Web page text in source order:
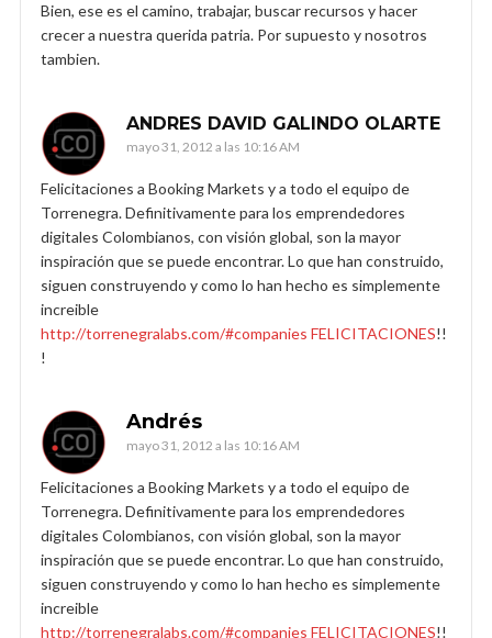
Bien, ese es el camino, trabajar, buscar recursos y hacer
crecer a nuestra querida patria. Por supuesto y nosotros
tambien.
ANDRES DAVID GALINDO OLARTE
mayo 31, 2012 a las 10:16 AM
Felicitaciones a Booking Markets y a todo el equipo de
Torrenegra. Definitivamente para los emprendedores
digitales Colombianos, con visión global, son la mayor
inspiración que se puede encontrar. Lo que han construido,
siguen construyendo y como lo han hecho es simplemente
increible
http://torrenegralabs.com/#companies FELICITACIONES!!
!
Andrés
mayo 31, 2012 a las 10:16 AM
Felicitaciones a Booking Markets y a todo el equipo de
Torrenegra. Definitivamente para los emprendedores
digitales Colombianos, con visión global, son la mayor
inspiración que se puede encontrar. Lo que han construido,
siguen construyendo y como lo han hecho es simplemente
increible
http://torrenegralabs.com/#companies FELICITACIONES!!